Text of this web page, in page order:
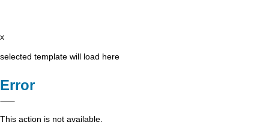
x
selected template will load here
Error
This action is not available.